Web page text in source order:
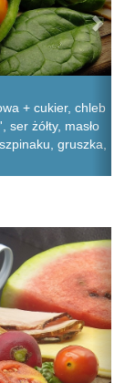
+ cukier, chleb
żółty, masło
gruszka,